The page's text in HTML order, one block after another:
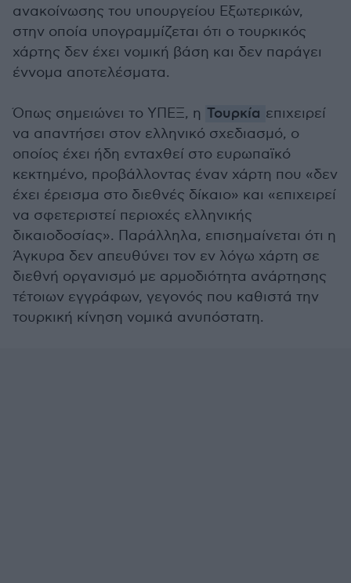
ανακοίνωσης του υπουργείου Εξωτερικών,
στην οποία υπογραμμίζεται ότι ο τουρκικός
χάρτης δεν έχει νομική βάση και δεν παράγει
έννομα αποτελέσματα.
Όπως σημειώνει το ΥΠΕΞ, η Τουρκία επιχειρεί
να απαντήσει στον ελληνικό σχεδιασμό, ο
οποίος έχει ήδη ενταχθεί στο ευρωπαϊκό
κεκτημένο, προβάλλοντας έναν χάρτη που «δεν
έχει έρεισμα στο διεθνές δίκαιο» και «επιχειρεί
να σφετεριστεί περιοχές ελληνικής
δικαιοδοσίας». Παράλληλα, επισημαίνεται ότι η
Άγκυρα δεν απευθύνει τον εν λόγω χάρτη σε
διεθνή οργανισμό με αρμοδιότητα ανάρτησης
τέτοιων εγγράφων, γεγονός που καθιστά την
τουρκική κίνηση νομικά ανυπόστατη.